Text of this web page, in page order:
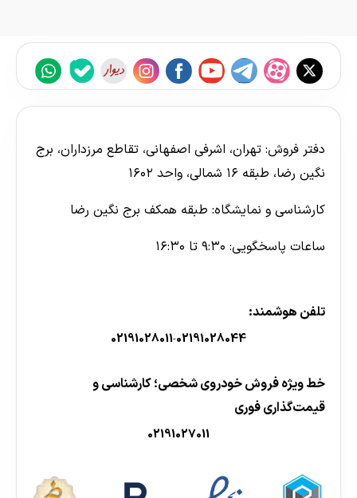
دفتر فروش: تهران، اشرفی اصفهانی، تقاطع مرزداران، برج
نگین رضا، طبقه ۱۶ شمالی، واحد ۱۶۰۲
کارشناسی و نمایشگاه: طبقه همکف برج نگین رضا
ساعات پاسخگویی: ۹:۳۰ تا ۱۶:۳۰
تلفن هوشمند:
02191028011-02191028044
خط ویژه فروش خودروی شخصی؛ کارشناسی و
قیمت‌گذاری فوری
02191027011